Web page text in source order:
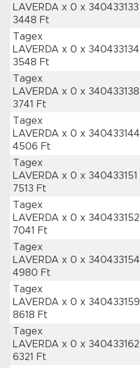
LAVERDA x 0 x 340433133
3448 Ft
Tagex
LAVERDA x 0 x 340433134
3548 Ft
Tagex
LAVERDA x 0 x 340433138
3741 Ft
Tagex
LAVERDA x 0 x 340433144
4506 Ft
Tagex
LAVERDA x 0 x 340433151
7513 Ft
Tagex
LAVERDA x 0 x 340433152
7041 Ft
Tagex
LAVERDA x 0 x 340433154
4980 Ft
Tagex
LAVERDA x 0 x 340433159
8618 Ft
Tagex
LAVERDA x 0 x 340433162
6321 Ft